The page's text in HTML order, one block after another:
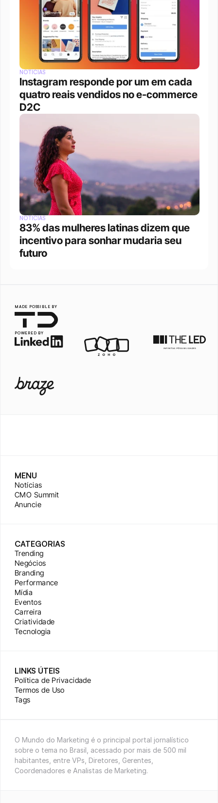
NOTÍCIAS
Instagram responde por um em cada
quatro reais vendidos no e-commerce
D2C
NOTÍCIAS
83% das mulheres latinas dizem que
incentivo para sonhar mudaria seu
futuro
MADE POSSIBLE BY
POWERED BY
MENU
Notícias
CMO Summit
Anuncie
CATEGORIAS
Trending
Negócios
Branding
Performance
Mídia
Eventos
Carreira
Criatividade
Tecnologia
LINKS ÚTEIS
Política de Privacidade
Termos de Uso
Tags
O Mundo do Marketing é o principal portal jornalístico
sobre o tema no Brasil, acessado por mais de 500 mil
habitantes, entre VPs, Diretores, Gerentes,
Coordenadores e Analistas de Marketing.